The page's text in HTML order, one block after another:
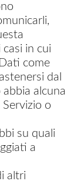
in cui
come
dal
alcuna
o
su quali
a
altri